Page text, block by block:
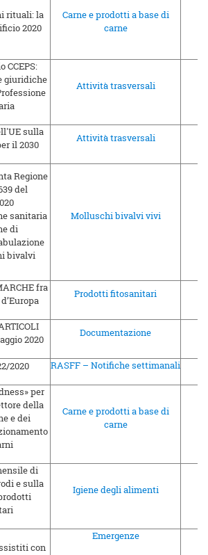
Carne e prodotti a base di
carne
Attività trasversali
Attività trasversali
Molluschi bivalvi vivi
Prodotti fitosanitari
Documentazione
RASFF – Notifiche settimanali
Carne e prodotti a base di
carne
Igiene degli alimenti
Emergenze